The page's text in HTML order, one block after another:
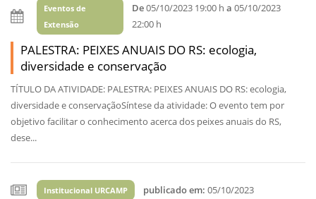
Eventos de
Extensão
De05/10/2023 19:00 ha 05/10/2023
22:00 h
PALESTRA: PEIXES ANUAIS DO RS: ecologia,
diversidade e conservação
TÍTULO DA ATIVIDADE: PALESTRA: PEIXES ANUAIS DO RS: ecologia,
diversidade e conservaçãoSíntese da atividade: O evento tem por
objetivo facilitar o conhecimento acerca dos peixes anuais do RS,
dese...
Institucional URCAMP publicado em: 05/10/2023